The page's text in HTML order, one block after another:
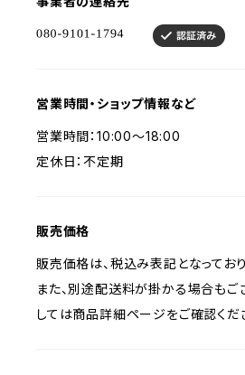
営業時間・ショップ情報など
営業時間：10:00〜18:00
定休日：不定期
販売価格
販売価格は、税込み表記となっており
また、別途配送料が掛かる場合もご
しては商品詳細ページをご確認くだ